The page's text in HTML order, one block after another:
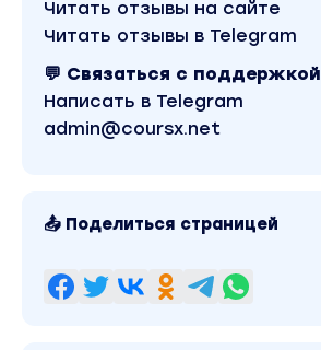
Читать отзывы на сайте
Читать отзывы в Telegram
💬 Связаться с поддержкой
Написать в Telegram
admin@coursx.net
📤 Поделиться страницей